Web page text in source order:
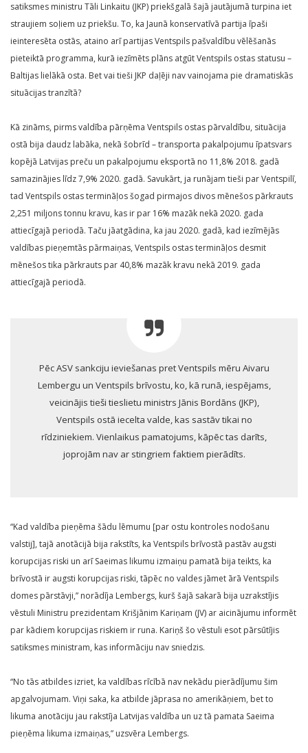
satiksmes ministru Tāli Linkaitu (JKP) priekšgalā šajā jautājumā turpina iet
straujiem soļiem uz priekšu. To, ka Jaunā konservatīvā partija īpaši
ieinteresēta ostās, ataino arī partijas Ventspils pašvaldību vēlēšanās
pieteiktā programma, kurā iezīmēts plāns atgūt Ventspils ostas statusu –
Baltijas lielākā osta. Bet vai tieši JKP daļēji nav vainojama pie dramatiskās
situācijas tranzītā?
Kā zināms, pirms valdība pārņēma Ventspils ostas pārvaldību, situācija
ostā bija daudz labāka, nekā šobrīd – transporta pakalpojumu īpatsvars
kopējā Latvijas preču un pakalpojumu eksportā no 11,8% 2018. gadā
samazinājies līdz 7,9% 2020. gadā. Savukārt, ja runājam tieši par Ventspilī,
tad Ventspils ostas termināļos šogad pirmajos divos mēnešos pārkrauts
2,251 miljons tonnu kravu, kas ir par 16% mazāk nekā 2020. gada
attiecīgajā periodā. Taču jāatgādina, ka jau 2020. gadā, kad iezīmējās
valdības pieņemtās pārmaiņas, Ventspils ostas termināļos desmit
mēnešos tika pārkrauts par 40,8% mazāk kravu nekā 2019. gada
attiecīgajā periodā.
Pēc ASV sankciju ieviešanas pret Ventspils mēru Aivaru
Lembergu un Ventspils brīvostu, ko, kā runā, iespējams,
veicinājis tieši tieslietu ministrs Jānis Bordāns (JKP),
Ventspils ostā iecelta valde, kas sastāv tikai no
rīdziniekiem. Vienlaikus pamatojums, kāpēc tas darīts,
joprojām nav ar stingriem faktiem pierādīts.
“Kad valdība pieņēma šādu lēmumu [par ostu kontroles nodošanu
valstij], tajā anotācijā bija rakstīts, ka Ventspils brīvostā pastāv augsti
korupcijas riski un arī Saeimas likumu izmaiņu pamatā bija teikts, ka
brīvostā ir augsti korupcijas riski, tāpēc no valdes jāmet ārā Ventspils
domes pārstāvji,” norādīja Lembergs, kurš šajā sakarā bija uzrakstījis
vēstuli Ministru prezidentam Krišjānim Kariņam (JV) ar aicinājumu informēt
par kādiem korupcijas riskiem ir runa. Kariņš šo vēstuli esot pārsūtījis
satiksmes ministram, kas informāciju nav sniedzis.
“No tās atbildes izriet, ka valdības rīcībā nav nekādu pierādījumu šim
apgalvojumam. Viņi saka, ka atbilde jāprasa no amerikāņiem, bet to
likuma anotāciju jau rakstīja Latvijas valdība un uz tā pamata Saeima
pieņēma likuma izmaiņas,” uzsvēra Lembergs.